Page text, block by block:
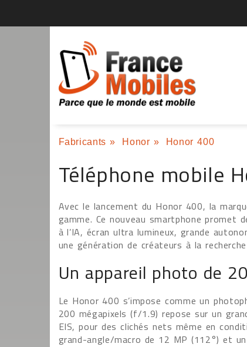
Fabricants » Honor » Honor 400
Téléphone mobile
Avec le lancement du Honor 400, la
gamme. Ce nouveau smartphone promet
à l’IA, écran ultra lumineux, grande
une génération de créateurs à la
Un appareil photo de
Le Honor 400 s’impose comme un
200 mégapixels (f/1.9) repose sur un
EIS, pour des clichés nets même en
grand-angle/macro de 12 MP (112°) et